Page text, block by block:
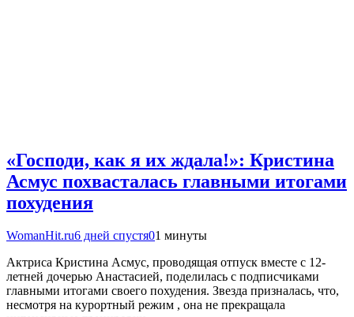
«Господи, как я их ждала!»: Кристина
Асмус похвасталась главными итогами
похудения
WomanHit.ru6 дней спустя01 минуты
Актриса Кристина Асмус, проводящая отпуск вместе с 12-
летней дочерью Анастасией, поделилась с подписчиками
главными итогами своего похудения. Звезда призналась, что,
несмотря на курортный режим , она не прекращала